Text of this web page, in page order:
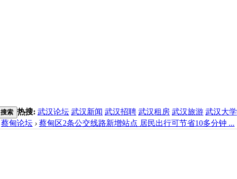
搜索 热搜: 武汉论坛 武汉新闻 武汉招聘 武汉租房 武汉旅游 武汉大学
蔡甸论坛 › 蔡甸区2条公交线路新增站点 居民出行可节省10多分钟 ...